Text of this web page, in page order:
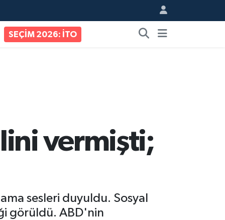
SEÇİM 2026: İTO
vermişti;
sesleri duyuldu. Sosyal
görüldü. ABD'nin